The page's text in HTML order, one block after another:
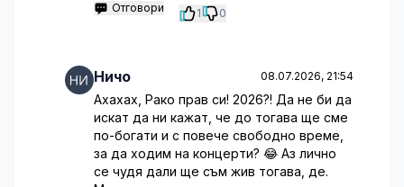
Отговори 1 0
Ничо 08.07.2026, 21:54
Ахахах, Рако прав си! 2026?! Да не би да
искат да ни кажат, че до тогава ще сме
по-богати и с повече свободно време,
за да ходим на концерти? 😂 Аз лично
се чудя дали ще съм жив тогава, де.